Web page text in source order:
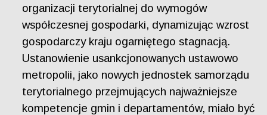
organizacji terytorialnej do wymogów
współczesnej gospodarki, dynamizując wzrost
gospodarczy kraju ogarniętego stagnacją.
Ustanowienie usankcjonowanych ustawowo
metropolii, jako nowych jednostek samorządu
terytorialnego przejmujących najważniejsze
kompetencje gmin i departamentów, miało być